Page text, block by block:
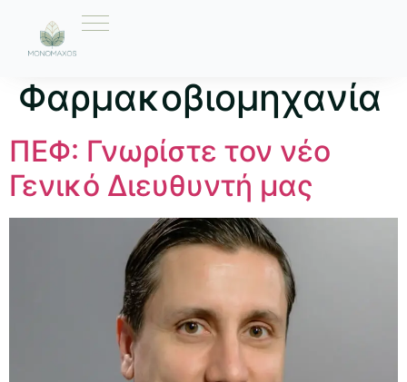
Ετικέτα:
Φαρμακοβιομηχανία
ΠΕΦ: Γνωρίστε τον νέο
Γενικό Διευθυντή μας